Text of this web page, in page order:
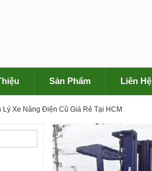
Sản Phẩm Liên Hệ
Lý Xe Nâng Điện Cũ Giá Rẻ Tại HCM